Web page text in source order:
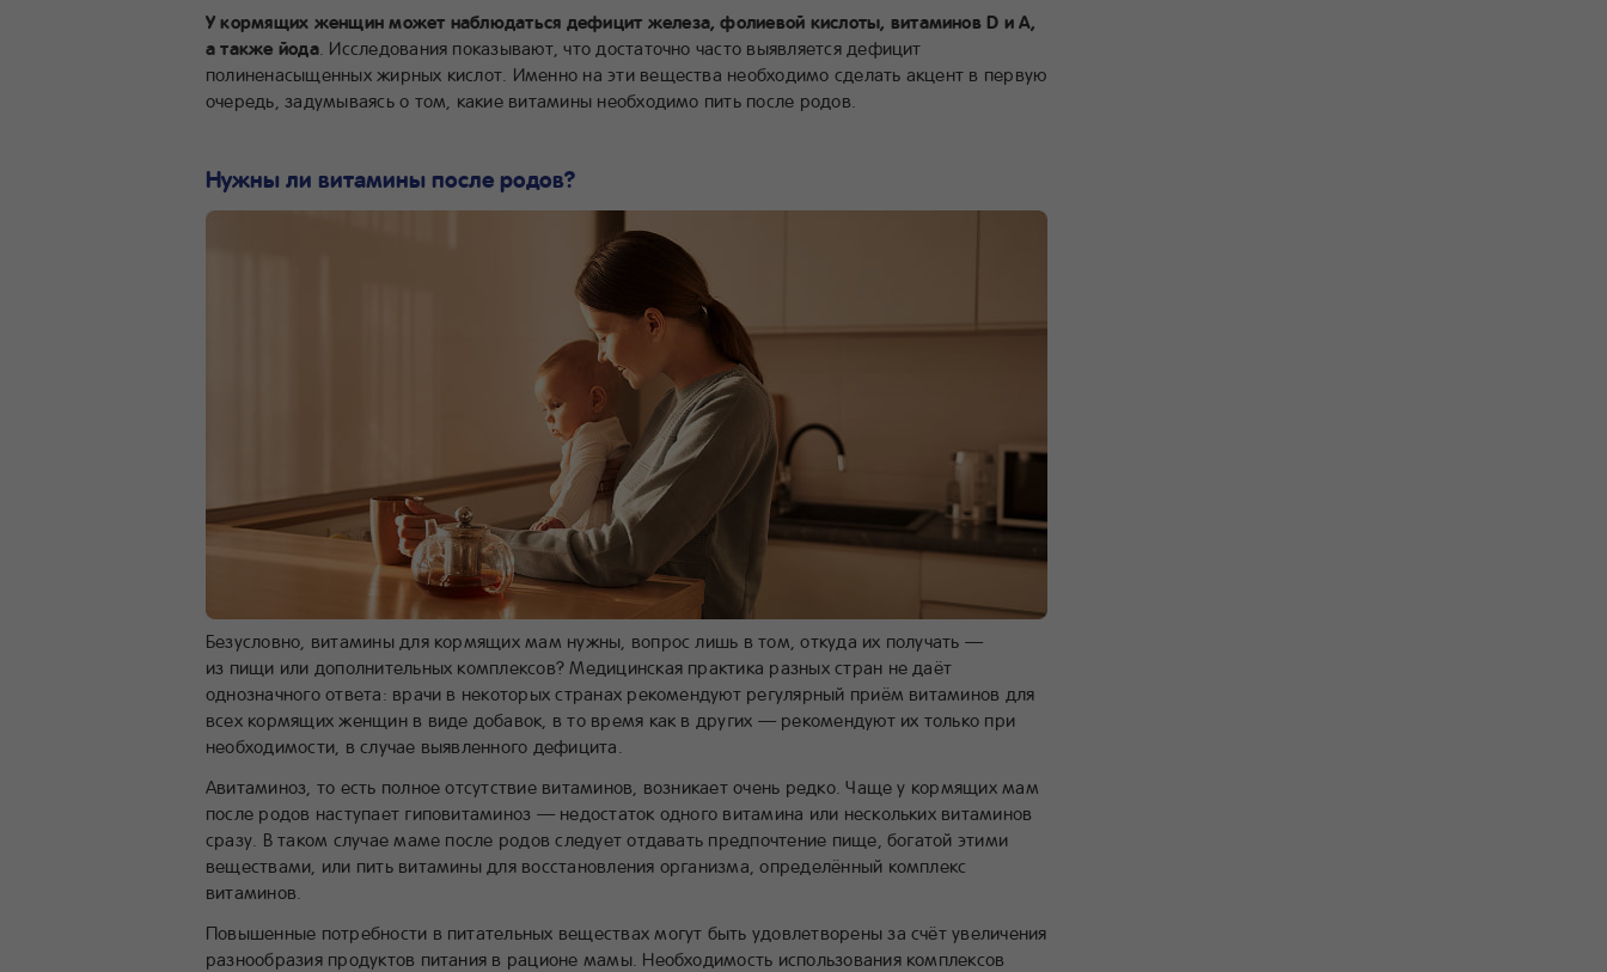
У кормящих женщин может наблюдаться дефицит железа, фолиевой кислоты, витаминов D и А,
а также йода. Исследования показывают, что достаточно часто выявляется дефицит
полиненасыщенных жирных кислот. Именно на эти вещества необходимо сделать акцент в первую
очередь, задумываясь о том, какие витамины необходимо пить после родов.
Нужны ли витамины после родов?
Безусловно, витамины для кормящих мам нужны, вопрос лишь в том, откуда их получать —
из пищи или дополнительных комплексов? Медицинская практика разных стран не даёт
однозначного ответа: врачи в некоторых странах рекомендуют регулярный приём витаминов для
всех кормящих женщин в виде добавок, в то время как в других — рекомендуют их только при
необходимости, в случае выявленного дефицита.
Авитаминоз, то есть полное отсутствие витаминов, возникает очень редко. Чаще у кормящих мам
после родов наступает гиповитаминоз — недостаток одного витамина или нескольких витаминов
сразу. В таком случае маме после родов следует отдавать предпочтение пище, богатой этими
веществами, или пить витамины для восстановления организма, определённый комплекс
витаминов.
Повышенные потребности в питательных веществах могут быть удовлетворены за счёт увеличения
разнообразия продуктов питания в рационе мамы. Необходимость использования комплексов